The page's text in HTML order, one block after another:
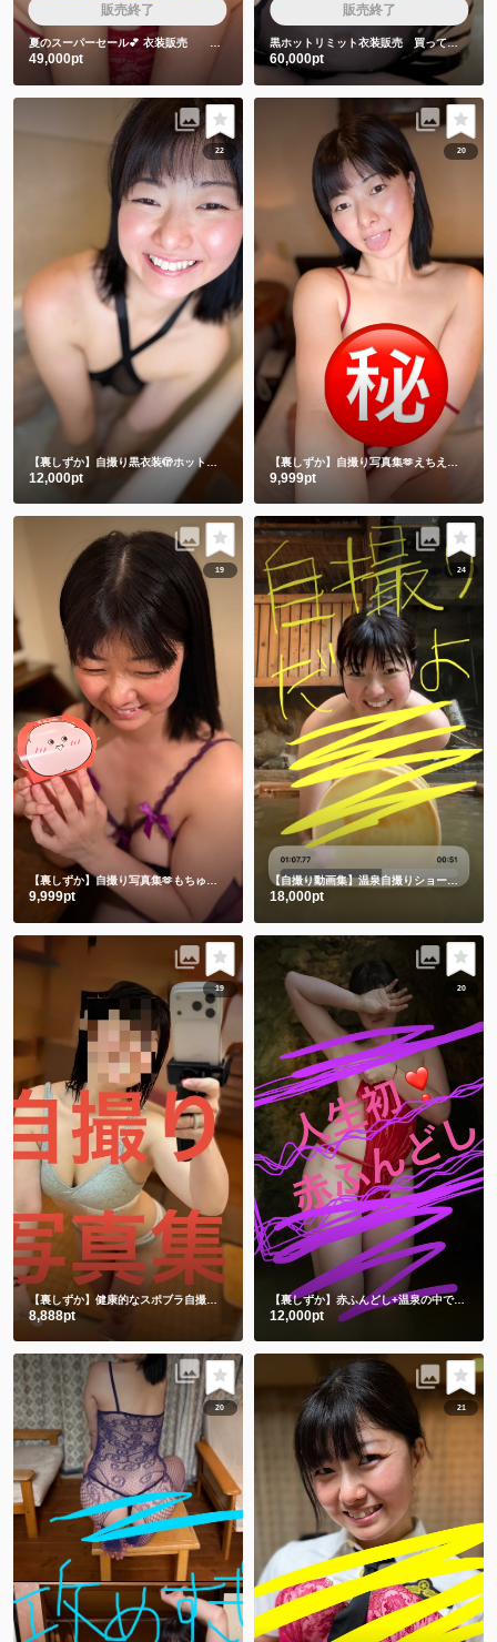
販売終了
夏のスーパーセール💕 衣装販売 赤色衣装❤️
49,000pt
販売終了
黒ホットリミット衣装販売 買ってくれた人しか見れない特典動画2本付き❤️
60,000pt
22
【裏しずか】自撮り黒衣装🫣ホットリミット🎵夏を刺激します❤️
12,000pt
20
9,999pt
19
【裏しずか】自撮り写真集🫶もちゅりんと私とむらさきえちえち下着
9,999pt
24
【自撮り動画集】温泉自撮りショート動画３本詰め合わせ
18,000pt
19
【裏しずか】健康的なスポブラ自撮り🤳 ショート動画１本と写真50枚
8,888pt
20
【裏しずか】赤ふんどし+温泉の中で湯あみぎを着る🫣ショート動画２本と写真100枚セット
12,000pt
20 21